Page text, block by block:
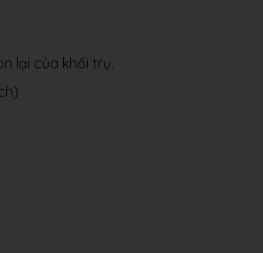
lại của khối trụ.